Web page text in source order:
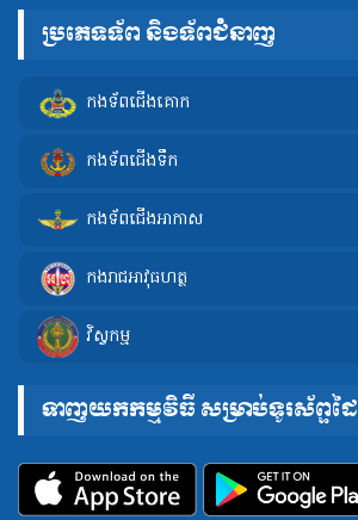
ប្រភេទទ័ព និងទ័ពជំនាញ
កងទ័ពជើងគោក
កងទ័ពជើងទឹក
កងទ័ពជើងអាកាស
កងរាជអាវុធហត្ថ
វិស្វកម្ម
ទាញយកកម្មវិធី សម្រាប់ទូរស័ព្ទដៃ